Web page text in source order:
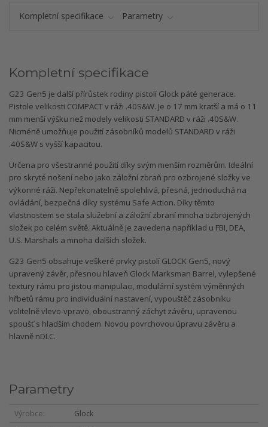
Kompletní specifikace Parametry
Kompletní specifikace
G23 Gen5 je další přírůstek rodiny pistolí Glock páté generace.
Pistole velikosti COMPACT v ráži .40S&W. Je o 17 mm kratší a má o 11
mm menší výšku než modely velikosti STANDARD v ráži .40S&W.
Nicméně umožňuje použití zásobníků modelů STANDARD v ráži
.40S&W s vyšší kapacitou.
Určena pro všestranné použití díky svým menším rozměrům. Ideální
pro skryté nošení nebo jako záložní zbraň pro ozbrojené složky ve
výkonné ráži. Nepřekonatelně spolehlivá, přesná, jednoduchá na
ovládání, bezpečná díky systému Safe Action. Díky těmto
vlastnostem se stala služební a záložní zbraní mnoha ozbrojených
složek po celém světě. Aktuálně je zavedena například u FBI, DEA,
U.S. Marshals a mnoha dalších složek.
G23 Gen5 obsahuje veškeré prvky pistolí GLOCK Gen5, nový
upravený závěr, přesnou hlaveň Glock Marksman Barrel, vylepšené
textury rámu pro jistou manipulaci, modulární systém výměnných
hřbetů rámu pro individuální nastavení, vypouštěč zásobníku
volitelně vlevo-vpravo, oboustranný záchyt závěru, upravenou
spoušť s hladším chodem. Novou povrchovou úpravu závěru a
hlavně nDLC.
Parametry
Výrobce
Glock